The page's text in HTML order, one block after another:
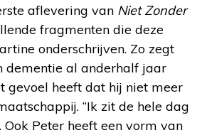
aflevering van Niet Zonder
fragmenten die deze
onderschrijven. Zo zegt
dementie al anderhalf jaar
gevoel heeft dat hij niet meer
“Ik zit de hele dag
Ook Peter heeft een vorm van